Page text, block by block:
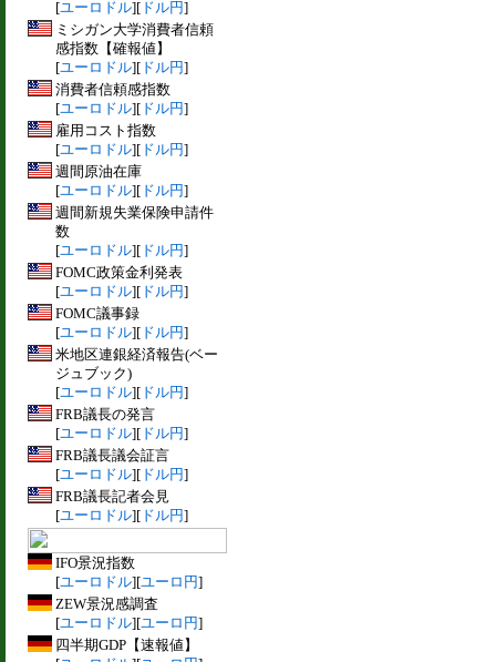
[ユーロドル][ ドル円]
ミシガン大学消費者信頼
感指数【確報値】
[ユーロドル][ ドル円]
消費者信頼感指数
[ユーロドル][ ドル円]
雇用コスト指数
[ユーロドル][ ドル円]
週間原油在庫
[ユーロドル][ ドル円]
週間新規失業保険申請件
数
[ユーロドル][ ドル円]
FOMC政策金利発表
[ユーロドル][ ドル円]
FOMC議事録
[ユーロドル][ ドル円]
米地区連銀経済報告(ベー
ジュブック)
[ユーロドル][ ドル円]
FRB議長の発言
[ユーロドル][ ドル円]
FRB議長議会証言
[ユーロドル][ ドル円]
FRB議長記者会見
[ユーロドル][ ドル円]
IFO景況指数
[ユーロドル][ユーロ円]
ZEW景況感調査
[ユーロドル][ユーロ円]
四半期GDP【速報値】